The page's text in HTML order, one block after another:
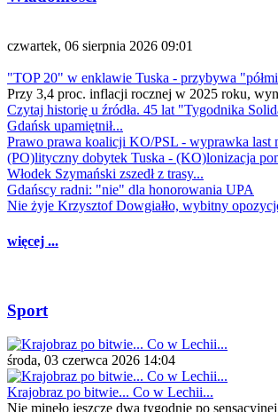
czwartek, 06 sierpnia 2026 09:01
"TOP 20" w enklawie Tuska - przybywa
Przy 3,4 proc. inflacji rocznej w 2025 roku,
Czytaj historię u źródła. 45 lat "Tygodnika
Gdańsk upamiętnił...
Prawo prawa koalicji KO/PSL - wyprawka last
(PO)lityczny dobytek Tuska - (KO)lonizacja
Włodek Szymański zszedł z trasy...
Gdańscy radni: "nie" dla honorowania UPA
Nie żyje Krzysztof Dowgiałło, wybitny
więcej ...
Sport
środa, 03 czerwca 2026 14:04
Krajobraz po bitwie... Co w Lechii...
Nie minęło jeszcze dwa tygodnie po